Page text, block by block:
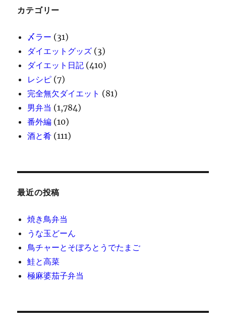
カテゴリー
〆ラー (31)
ダイエットグッズ (3)
ダイエット日記 (410)
レシピ (7)
完全無欠ダイエット (81)
男弁当 (1,784)
番外編 (10)
酒と肴 (111)
最近の投稿
焼き鳥弁当
うな玉どーん
鳥チャーとそぼろとうでたまご
鮭と高菜
極麻婆茄子弁当